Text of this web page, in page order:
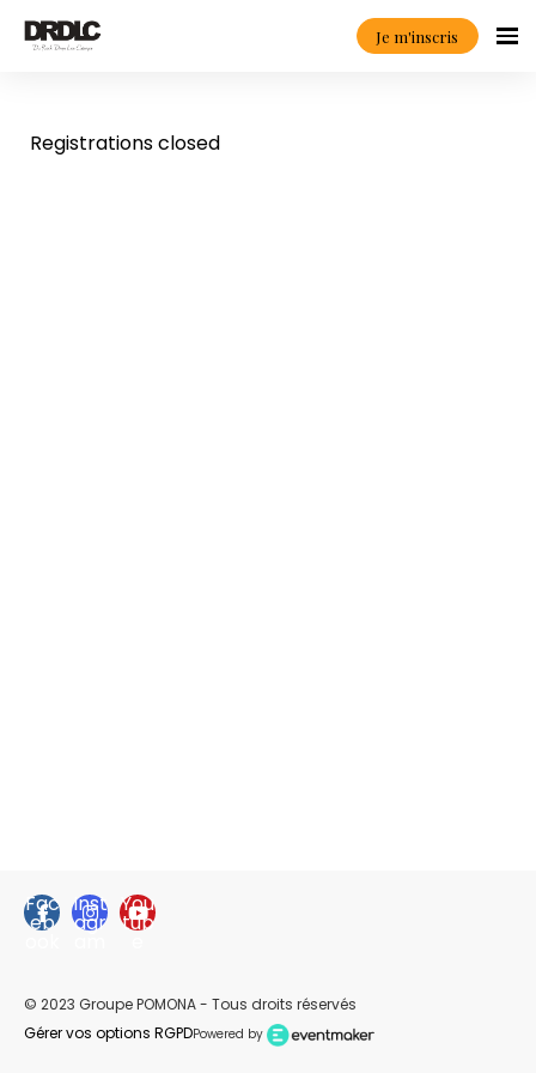
Je m'inscris
Registrations closed
Fac
eb
Inst
agr
You
tub
© 2023 Groupe POMONA - Tous droits réservés
Gérer vos options RGPDPowered by